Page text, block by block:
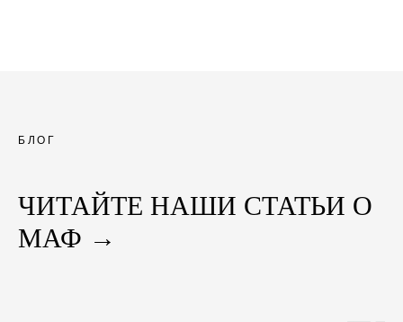
БЛОГ
ЧИТАЙТЕ НАШИ СТАТЬИ О
МАФ →